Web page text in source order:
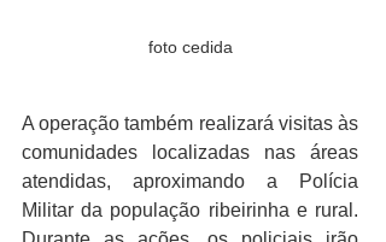
foto cedida
A operação também realizará visitas às
comunidades localizadas nas áreas
atendidas, aproximando a Polícia
Militar da população ribeirinha e rural.